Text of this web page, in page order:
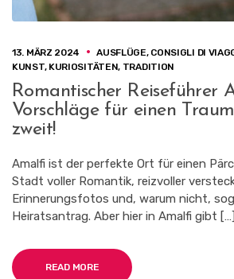
13. MÄRZ 2024 AUSFLÜGE, CONSIGLI DI
KUNST, KURIOSITÄTEN, TRADITION
Romantischer Reiseführer
Vorschläge für einen
zweit!
Amalfi ist der perfekte Ort für einen
Stadt voller Romantik, reizvoller
Erinnerungsfotos und, warum nicht,
Heiratsantrag. Aber hier in Amalfi gibt […]
READ MORE